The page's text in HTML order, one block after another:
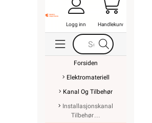
Logg inn Handlekurv
Forsiden
Elektromateriell
Kanal Og Tilbehør
Installasjonskanal
Tilbehør